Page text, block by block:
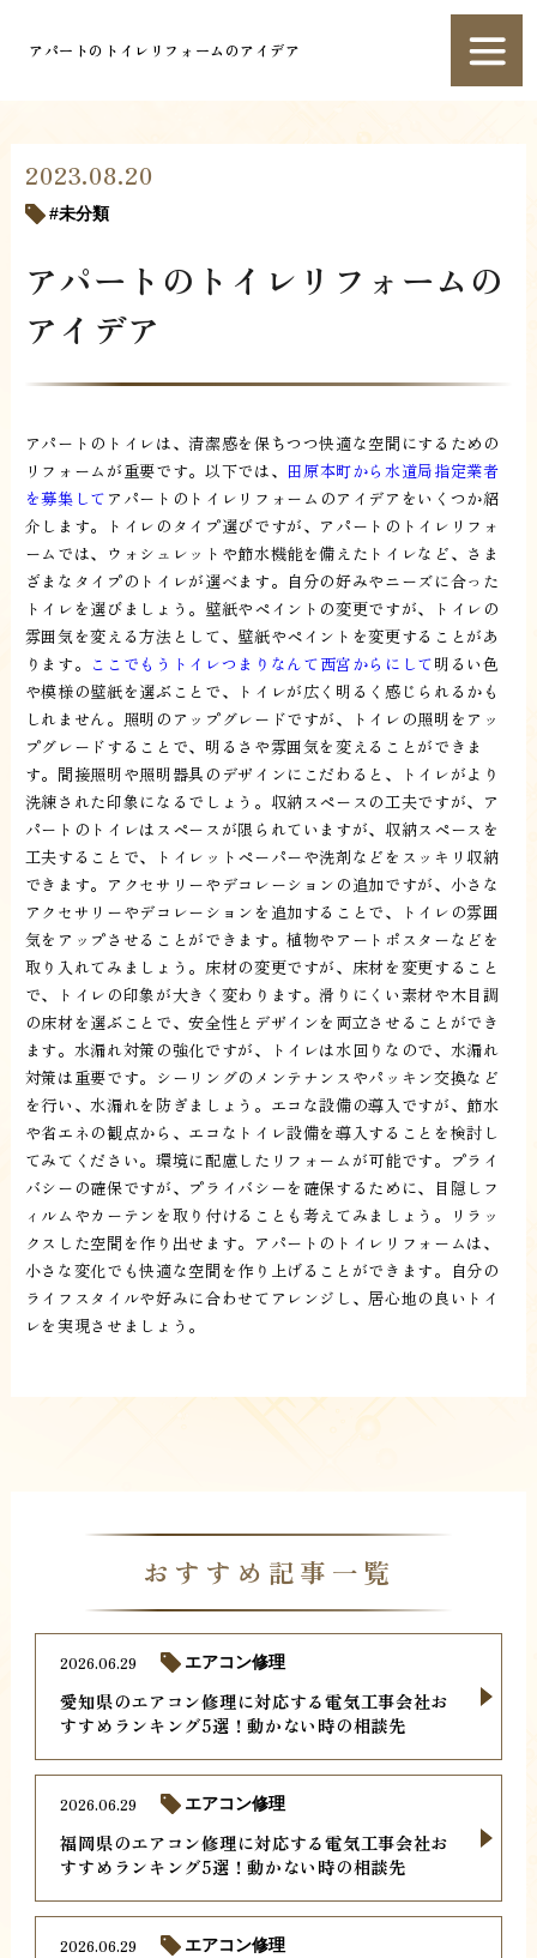
アパートのトイレリフォームのアイデア
2023.08.20
未分類
アパートのトイレリフォームの
アイデア
アパートのトイレは、清潔感を保ちつつ快適な空間にするための
リフォームが重要です。以下では、 田原本町から水道局指定業者
を募集して アパートのトイレリフォームのアイデアをいくつか紹
介します。トイレのタイプ選びですが、アパートのトイレリフォ
ームでは、ウォシュレットや節水機能を備えたトイレなど、さま
ざまなタイプのトイレが選べます。自分の好みやニーズに合った
トイレを選びましょう。壁紙やペイントの変更ですが、トイレの
雰囲気を変える方法として、壁紙やペイントを変更することがあ
ります。 ここでもうトイレつまりなんて西宮からにして明るい色
や模様の壁紙を選ぶことで、トイレが広く明るく感じられるかも
しれません。照明のアップグレードですが、トイレの照明をアッ
プグレードすることで、明るさや雰囲気を変えることができま
す。間接照明や照明器具のデザインにこだわると、トイレがより
洗練された印象になるでしょう。収納スペースの工夫ですが、ア
パートのトイレはスペースが限られていますが、収納スペースを
工夫することで、トイレットペーパーや洗剤などをスッキリ収納
できます。アクセサリーやデコレーションの追加ですが、小さな
アクセサリーやデコレーションを追加することで、トイレの雰囲
気をアップさせることができます。植物やアートポスターなどを
取り入れてみましょう。床材の変更ですが、床材を変更すること
で、トイレの印象が大きく変わります。滑りにくい素材や木目調
の床材を選ぶことで、安全性とデザインを両立させることができ
ます。水漏れ対策の強化ですが、トイレは水回りなので、水漏れ
対策は重要です。シーリングのメンテナンスやパッキン交換など
を行い、水漏れを防ぎましょう。エコな設備の導入ですが、節水
や省エネの観点から、エコなトイレ設備を導入することを検討し
てみてください。環境に配慮したリフォームが可能です。プライ
バシーの確保ですが、プライバシーを確保するために、目隠しフ
ィルムやカーテンを取り付けることも考えてみましょう。リラッ
クスした空間を作り出せます。アパートのトイレリフォームは、
小さな変化でも快適な空間を作り上げることができます。自分の
ライフスタイルや好みに合わせてアレンジし、居心地の良いトイ
レを実現させましょう。
おすすめ記事一覧
愛知県のエアコン修理に対応する電気工事会社お
すすめランキング5選！動かない時の相談先
2026.06.29 エアコン修理
福岡県のエアコン修理に対応する電気工事会社お
すすめランキング5選！動かない時の相談先
2026.06.29 エアコン修理
2026.06.29 エアコン修理